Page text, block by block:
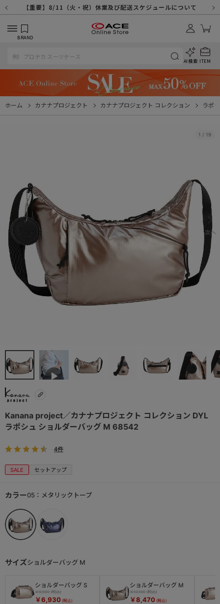
【重要】システムエラーによる出荷遅延につきまして
【重要】8/11（火・祝）休業及び配送スケジュールについて
【重要】令和８年熊本地震に伴う配送への影響について
【重要】納品書・領収書ペーパーレス化（電子化）のお知らせ
【重要】天候不良や交通状況・物量増等に伴う配送への影響について
【重要】悪質な詐欺サイトにご注意ください
【重要】各種メールが届かない場合に関しまして
【重要】お問い合わせのご対応に関しまして
【重要】SNSのなりすまし詐欺にご注意ください
BRAND
AI検索 ITEM
ホーム カナナプロジェクト カナナプロジェクト コレクション ラポ
1 / 19
Kanana project／カナナプロジェクト コレクション DYL
ラポシュ ショルダーバッグ M 68542
4件
SALE セットアップ
サイズショルダーバッグ M
ショルダーバッグ S
￥9,900
￥6,930
ショルダーバッグ M
￥12,100
￥8,470
カラー05：メタリックトープ